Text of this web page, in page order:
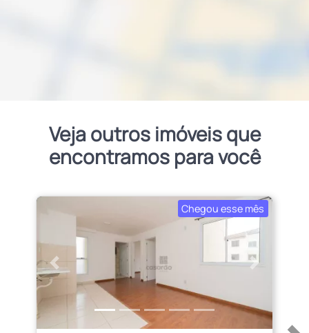
Veja outros imóveis que
encontramos para você
Chegou esse mês
Anterior Próximo